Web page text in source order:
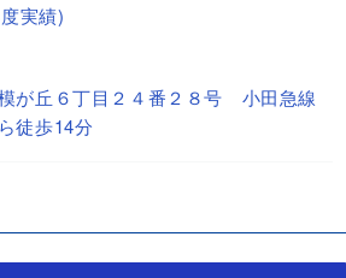
実績)
が丘６丁目２４番２８号 小田急線
徒歩14分